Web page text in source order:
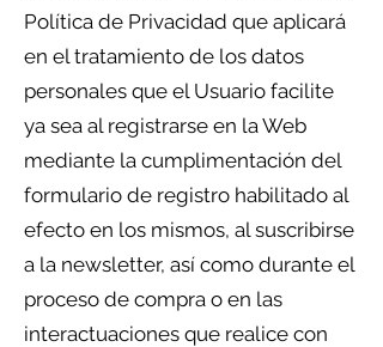
Política de Privacidad que aplicará
en el tratamiento de los datos
personales que el Usuario facilite
ya sea al registrarse en la Web
mediante la cumplimentación del
formulario de registro habilitado al
efecto en los mismos, al suscribirse
a la newsletter, así como durante el
proceso de compra o en las
interactuaciones que realice con